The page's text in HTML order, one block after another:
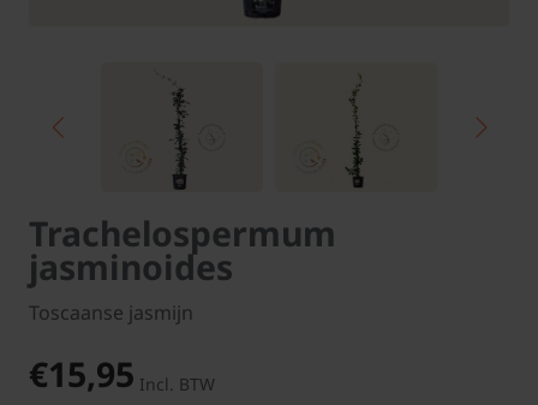
Trachelospermum
jasminoides
Toscaanse jasmijn
€15,95 Incl. BTW